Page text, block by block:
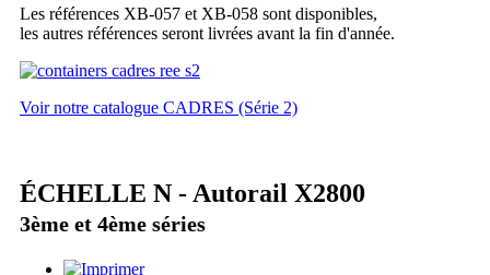
Les références XB-057 et XB-058 sont disponibles,
les autres références seront livrées avant la fin d'année.
Voir notre catalogue CADRES (Série 2)
ÉCHELLE N - Autorail X2800
3ème et 4ème séries